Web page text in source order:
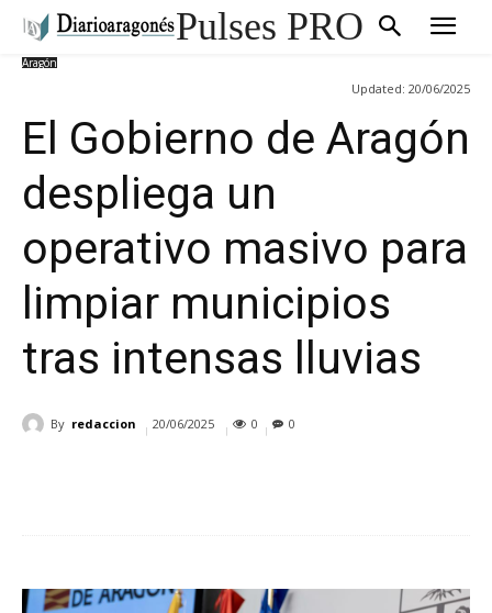
Pulses PRO
Aragón
Updated: 20/06/2025
El Gobierno de Aragón
despliega un
operativo masivo para
limpiar municipios
tras intensas lluvias
By redaccion 20/06/2025 0 0